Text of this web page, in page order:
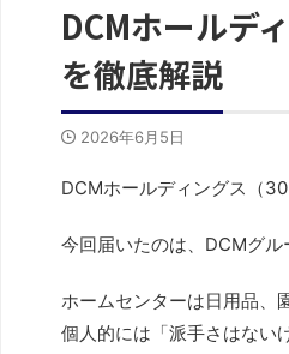
DCMホールデ
を徹底解説
2026年6月5日
DCMホールディングス（
今回届いたのは、DCMグル
ホームセンターは日用品、
個人的には「派手さはない